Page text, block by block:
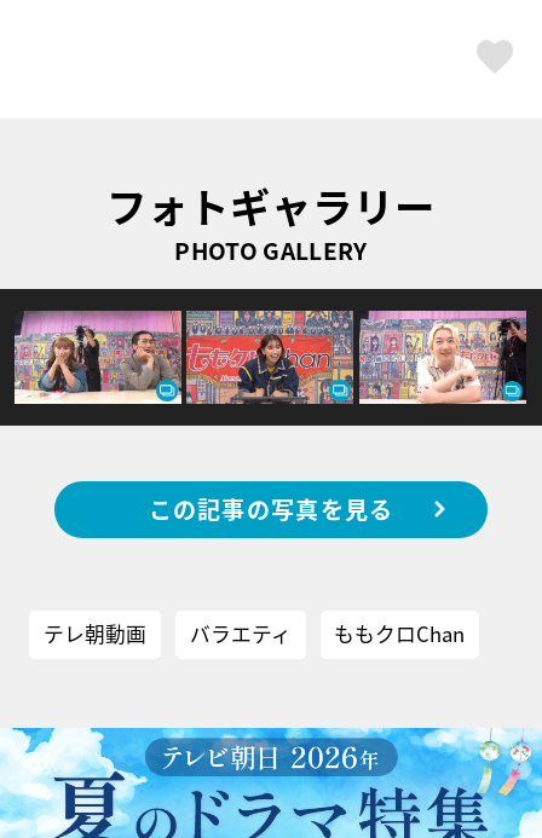
フォトギャラリー
PHOTO GALLERY
この記事の写真を見る
テレ朝動画 バラエティ ももクロChan